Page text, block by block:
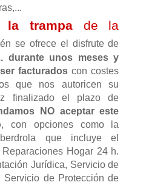
la trampa de la
se ofrece el disfrute de
durante unos meses y
facturadoscon costes
que nos autoricen su
finalizado el plazo de
NO aceptar este
, con opciones como la
que incluye el
Hogar 24 h.
Jurídica, Servicio de
Servicio de Protección de